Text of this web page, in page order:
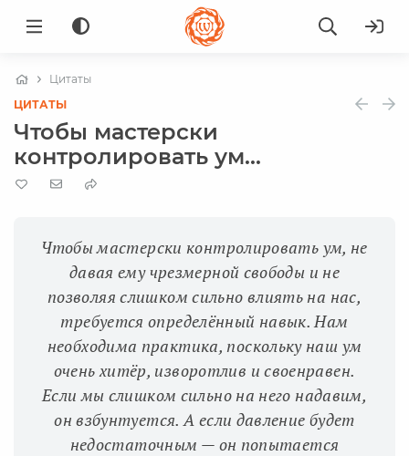
Цитаты
ЦИТАТЫ
Чтобы мастерски
контролировать ум...
Чтобы мастерски контролировать ум, не
давая ему чрезмерной свободы и не
позволяя слишком сильно влиять на нас,
требуется определённый навык. Нам
необходима практика, поскольку наш ум
очень хитёр, изворотлив и своенравен.
Если мы слишком сильно на него надавим,
он взбунтуется. А если давление будет
недостаточным — он попытается